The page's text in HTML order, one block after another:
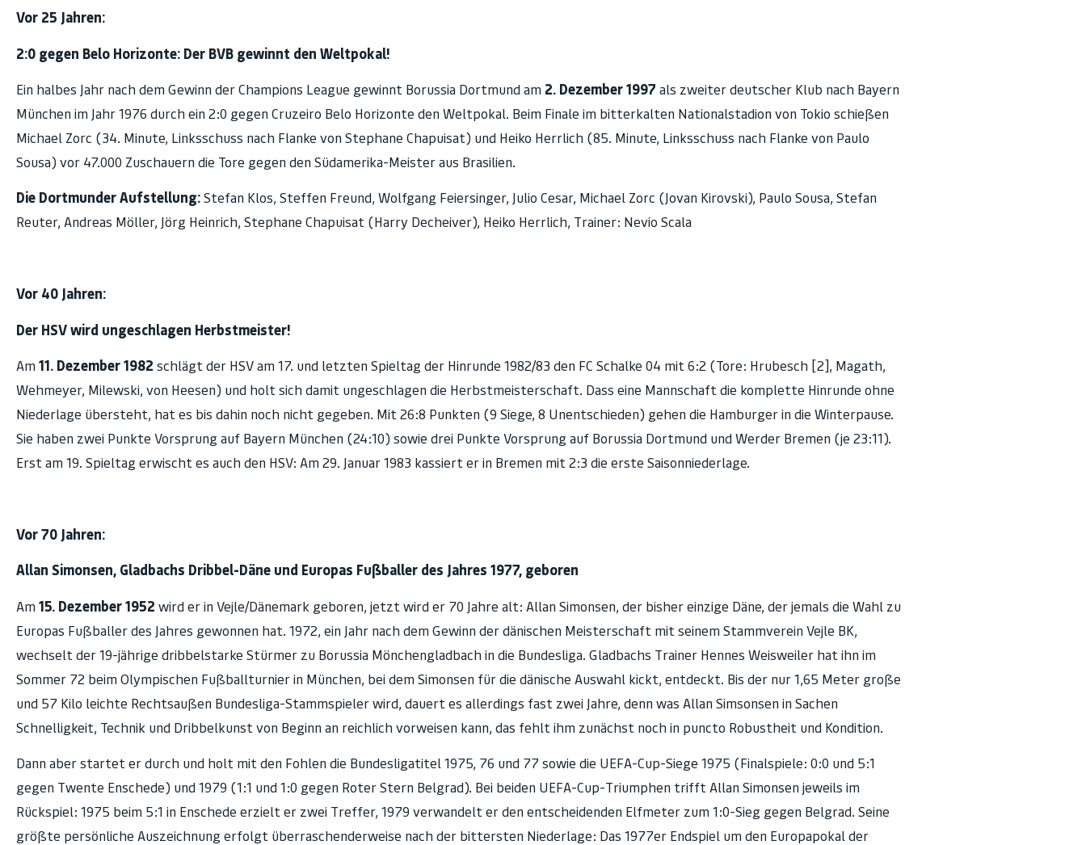
Vor 25 Jahren:
2:0 gegen Belo Horizonte: Der BVB gewinnt den Weltpokal!
Ein halbes Jahr nach dem Gewinn der Champions League gewinnt Borussia Dortmund am 2. Dezember 1997 als zweiter deutscher Klub nach Bayern
München im Jahr 1976 durch ein 2:0 gegen Cruzeiro Belo Horizonte den Weltpokal. Beim Finale im bitterkalten Nationalstadion von Tokio schießen
Michael Zorc (34. Minute, Linksschuss nach Flanke von Stephane Chapuisat) und Heiko Herrlich (85. Minute, Linksschuss nach Flanke von Paulo
Sousa) vor 47.000 Zuschauern die Tore gegen den Südamerika-Meister aus Brasilien.
Die Dortmunder Aufstellung: Stefan Klos, Steffen Freund, Wolfgang Feiersinger, Julio Cesar, Michael Zorc (Jovan Kirovski), Paulo Sousa, Stefan
Reuter, Andreas Möller, Jörg Heinrich, Stephane Chapuisat (Harry Decheiver), Heiko Herrlich, Trainer: Nevio Scala
Vor 40 Jahren:
Der HSV wird ungeschlagen Herbstmeister!
Am 11. Dezember 1982 schlägt der HSV am 17. und letzten Spieltag der Hinrunde 1982/83 den FC Schalke 04 mit 6:2 (Tore: Hrubesch [2], Magath,
Wehmeyer, Milewski, von Heesen) und holt sich damit ungeschlagen die Herbstmeisterschaft. Dass eine Mannschaft die komplette Hinrunde ohne
Niederlage übersteht, hat es bis dahin noch nicht gegeben. Mit 26:8 Punkten (9 Siege, 8 Unentschieden) gehen die Hamburger in die Winterpause.
Sie haben zwei Punkte Vorsprung auf Bayern München (24:10) sowie drei Punkte Vorsprung auf Borussia Dortmund und Werder Bremen (je 23:11).
Erst am 19. Spieltag erwischt es auch den HSV: Am 29. Januar 1983 kassiert er in Bremen mit 2:3 die erste Saisonniederlage.
Vor 70 Jahren:
Allan Simonsen, Gladbachs Dribbel-Däne und Europas Fußballer des Jahres 1977, geboren
Am 15. Dezember 1952 wird er in Vejle/Dänemark geboren, jetzt wird er 70 Jahre alt: Allan Simonsen, der bisher einzige Däne, der jemals die Wahl zu
Europas Fußballer des Jahres gewonnen hat. 1972, ein Jahr nach dem Gewinn der dänischen Meisterschaft mit seinem Stammverein Vejle BK,
wechselt der 19-jährige dribbelstarke Stürmer zu Borussia Mönchengladbach in die Bundesliga. Gladbachs Trainer Hennes Weisweiler hat ihn im
Sommer 72 beim Olympischen Fußballturnier in München, bei dem Simonsen für die dänische Auswahl kickt, entdeckt. Bis der nur 1,65 Meter große
und 57 Kilo leichte Rechtsaußen Bundesliga-Stammspieler wird, dauert es allerdings fast zwei Jahre, denn was Allan Simsonsen in Sachen
Schnelligkeit, Technik und Dribbelkunst von Beginn an reichlich vorweisen kann, das fehlt ihm zunächst noch in puncto Robustheit und Kondition.
Dann aber startet er durch und holt mit den Fohlen die Bundesligatitel 1975, 76 und 77 sowie die UEFA-Cup-Siege 1975 (Finalspiele: 0:0 und 5:1
gegen Twente Enschede) und 1979 (1:1 und 1:0 gegen Roter Stern Belgrad). Bei beiden UEFA-Cup-Triumphen trifft Allan Simonsen jeweils im
Rückspiel: 1975 beim 5:1 in Enschede erzielt er zwei Treffer, 1979 verwandelt er den entscheidenden Elfmeter zum 1:0-Sieg gegen Belgrad. Seine
größte persönliche Auszeichnung erfolgt überraschenderweise nach der bittersten Niederlage: Das 1977er Endspiel um den Europapokal der